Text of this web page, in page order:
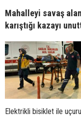
Mahalleyi savaş
karıştığı kazayı
Elektrikli bisiklet ile